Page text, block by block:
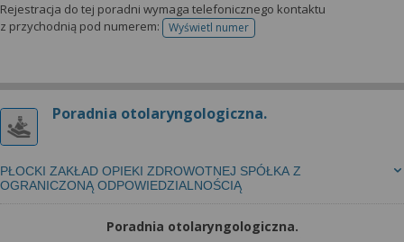
Rejestracja do tej poradni wymaga telefonicznego kontaktu
z przychodnią pod numerem:
Wyświetl numertelefonu do rejestracji
Poradnia otolaryngologiczna.
PŁOCKI ZAKŁAD OPIEKI ZDROWOTNEJ SPÓŁKA Z
OGRANICZONĄ ODPOWIEDZIALNOŚCIĄ
Poradnia otolaryngologiczna.